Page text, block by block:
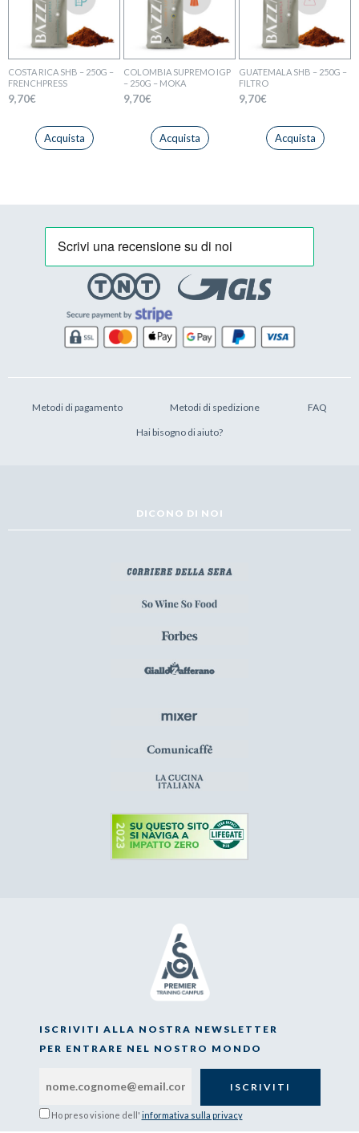
COSTA RICA SHB – 250G –
FRENCHPRESS
9,70€
Acquista
COLOMBIA SUPREMO IGP
– 250G – MOKA
9,70€
Acquista
GUATEMALA SHB – 250G –
FILTRO
9,70€
Acquista
Metodi di pagamento Metodi di spedizione FAQ
Hai bisogno di aiuto?
DICONO DI NOI
ISCRIVITI ALLA NOSTRA NEWSLETTER
PER ENTRARE NEL NOSTRO MONDO
Ho preso visione dell' informativa sulla privacy